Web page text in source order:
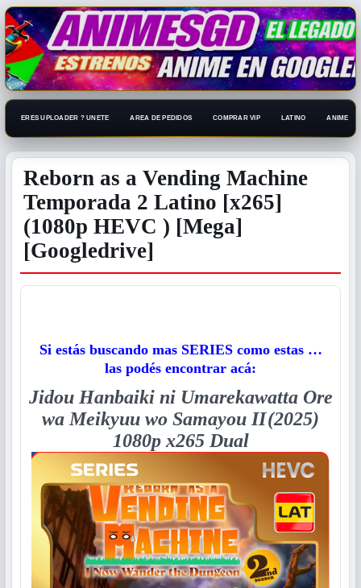
ERES UPLOADER ? UNETE AREA DE PEDIDOS COMPRAR VIP LATINO ANIME
Reborn as a Vending Machine
Temporada 2 Latino [x265]
(1080p HEVC ) [Mega]
[Googledrive]
Si estás buscando mas SERIES como estas …
las podés encontrar acá:
Jidou Hanbaiki ni Umarekawatta Ore
wa Meikyuu wo Samayou II(2025)
1080p x265 Dual